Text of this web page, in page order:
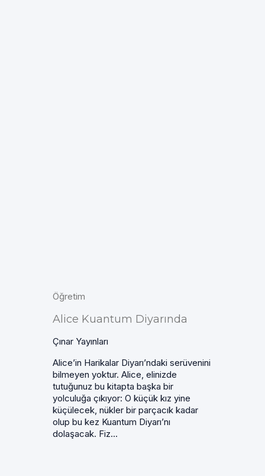
Öğretim
Alice Kuantum Diyarında
Çınar Yayınları
Alice’in Harikalar Diyarı’ndaki serüvenini
bilmeyen yoktur. Alice, elinizde
tutuğunuz bu kitapta başka bir
yolculuğa çıkıyor: O küçük kız yine
küçülecek, nükler bir parçacık kadar
olup bu kez Kuantum Diyarı’nı
dolaşacak. Fiz...